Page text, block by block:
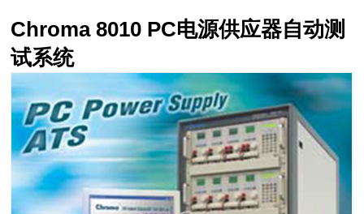
Chroma 8010 PC电源供应器自动测
试系统